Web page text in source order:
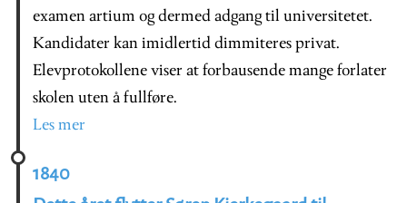
examen artium og dermed adgang til universitetet.
Kandidater kan imidlertid dimmiteres privat.
Elevprotokollene viser at forbausende mange forlater
skolen uten å fullføre.
Les mer
1840